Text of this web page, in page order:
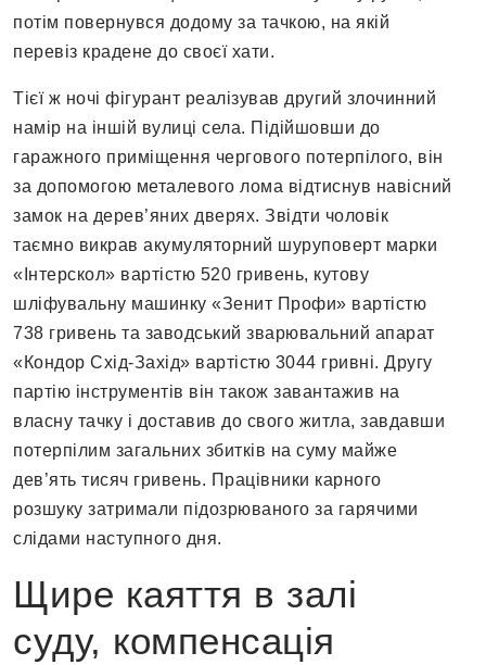
потім повернувся додому за тачкою, на якій
перевіз крадене до своєї хати.
Тієї ж ночі фігурант реалізував другий злочинний
намір на іншій вулиці села. Підійшовши до
гаражного приміщення чергового потерпілого, він
за допомогою металевого лома відтиснув навісний
замок на дерев’яних дверях. Звідти чоловік
таємно викрав акумуляторний шуруповерт марки
«Інтерскол» вартістю 520 гривень, кутову
шліфувальну машинку «Зенит Профи» вартістю
738 гривень та заводський зварювальний апарат
«Кондор Схід-Захід» вартістю 3044 гривні. Другу
партію інструментів він також завантажив на
власну тачку і доставив до свого житла, завдавши
потерпілим загальних збитків на суму майже
дев’ять тисяч гривень. Працівники карного
розшуку затримали підозрюваного за гарячими
слідами наступного дня.
Щире каяття в залі
суду, компенсація